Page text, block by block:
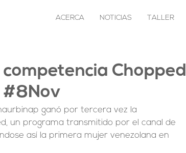
ACERCA NOTICIAS TALLER
Chopped
#8Nov
ganó por tercera vez la
un programa transmitido por el canal de
así la primera mujer venezolana en